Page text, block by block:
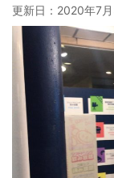
更新日： 2020年7